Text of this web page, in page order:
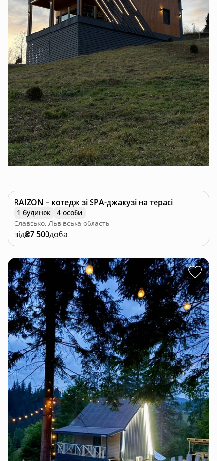
RAIZON – котедж зі SPA-джакузі на терасі
1 будинок
4 особи
Славсько, Львівська область
від₴7 500доба